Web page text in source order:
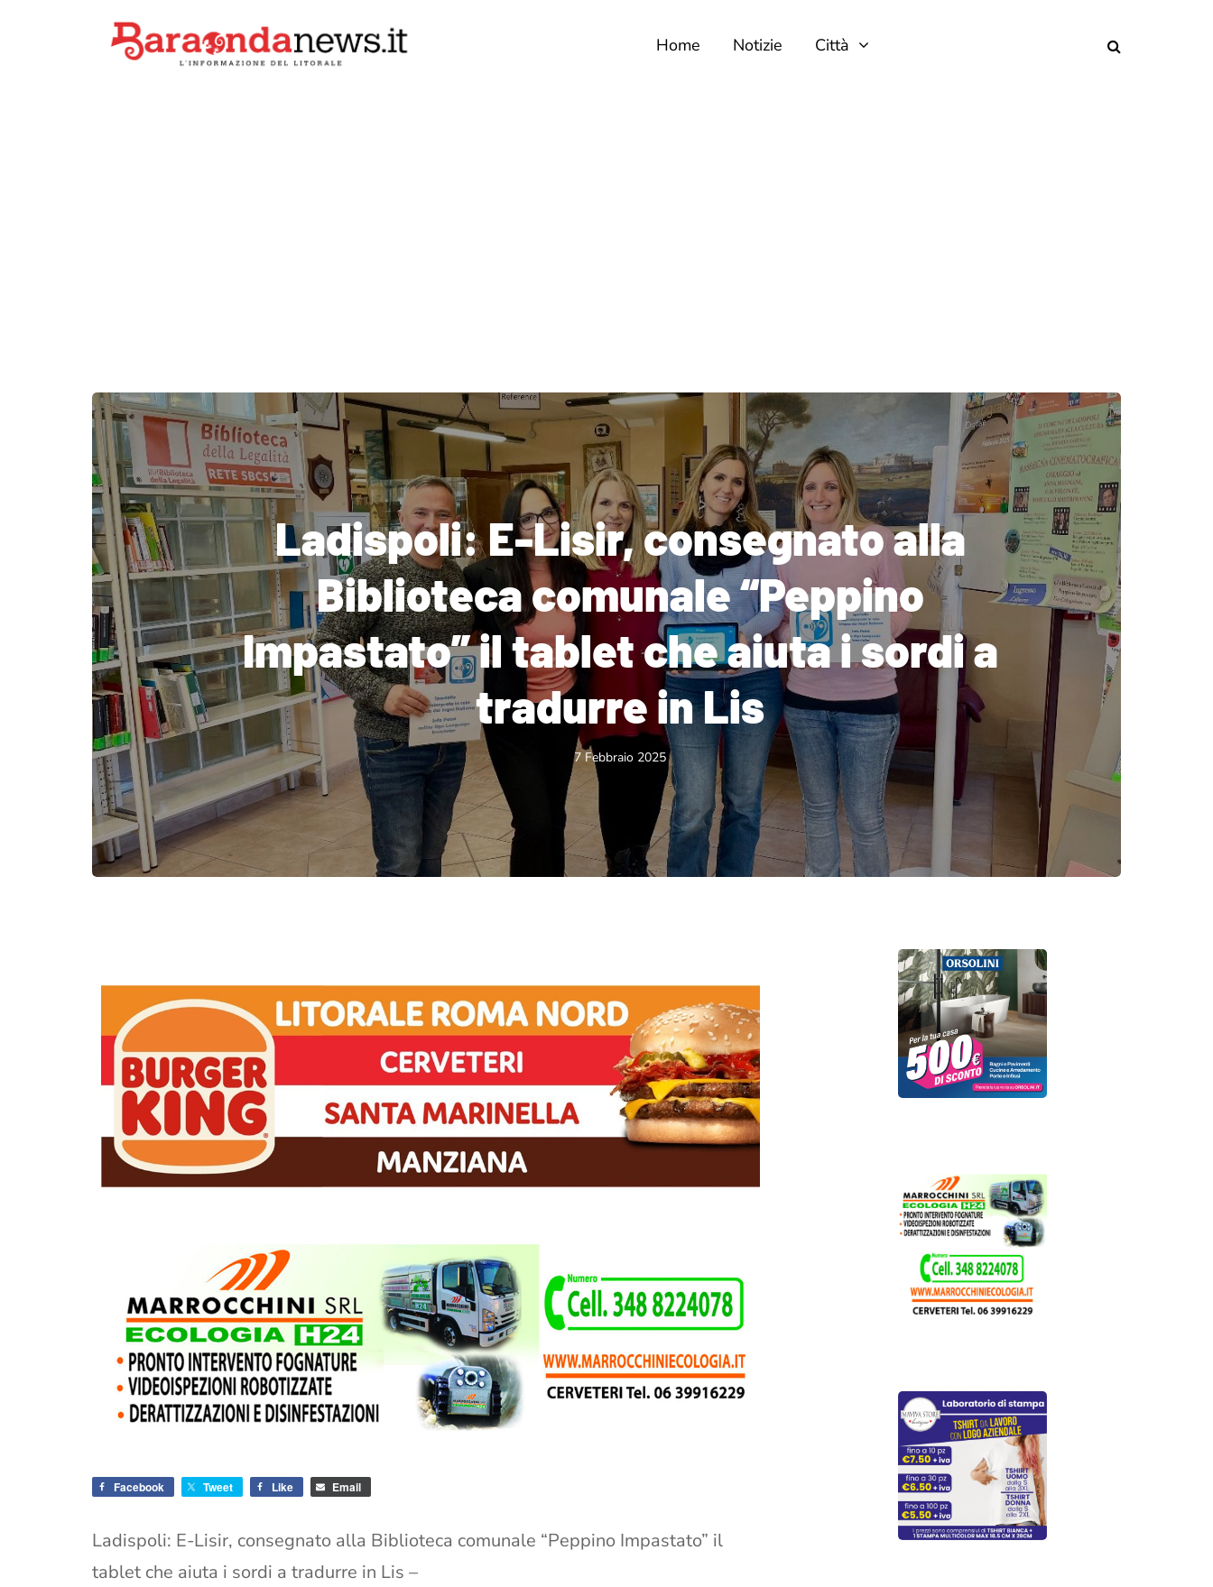
Home Notizie Città
Ladispoli: E-Lisir, consegnato alla
Biblioteca comunale “Peppino
Impastato” il tablet che aiuta i sordi a
tradurre in Lis
7 Febbraio 2025
Facebook Tweet Like Email
Ladispoli: E-Lisir, consegnato alla Biblioteca comunale “Peppino Impastato” il
tablet che aiuta i sordi a tradurre in Lis –